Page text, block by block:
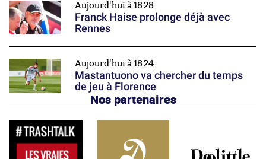
Aujourd'hui à 18:28
Franck Haise prolonge déjà avec
Rennes
Aujourd'hui à 18:24
Mastantuono va chercher du temps
de jeu à Florence
Nos partenaires